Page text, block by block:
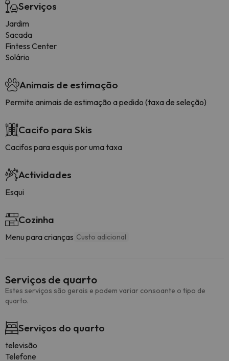
Serviços
Jardim
Sacada
Fintess Center
Solário
Animais de estimação
Permite animais de estimação a pedido (taxa de seleção)
Cacifo para Skis
Cacifos para esquis por uma taxa
Actividades
Esqui
Cozinha
Menu para crianças Custo adicional
Serviços de quarto
Estes serviços são gerais e podem variar consoante o tipo de
quarto.
Serviços do quarto
televisão
Telefone